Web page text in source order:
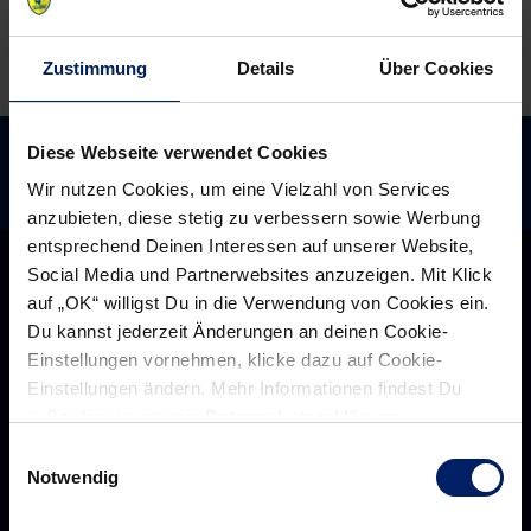
Zustimmung Details Über Cookies
Diese Webseite verwendet Cookies
Wir nutzen Cookies, um eine Vielzahl von Services
anzubieten, diese stetig zu verbessern sowie Werbung
entsprechend Deinen Interessen auf unserer Website,
Social Media und Partnerwebsites anzuzeigen. Mit Klick
auf „OK“ willigst Du in die Verwendung von Cookies ein.
Du kannst jederzeit Änderungen an deinen Cookie-
Einstellungen vornehmen, klicke dazu auf Cookie-
Einstellungen ändern. Mehr Informationen findest Du
Notwendig